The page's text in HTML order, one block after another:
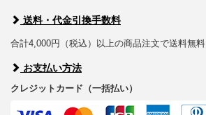
送料・代金引換手数料
合計4,000円（税込）以上の商品注文で送料無料
お支払い方法
クレジットカード（一括払い）